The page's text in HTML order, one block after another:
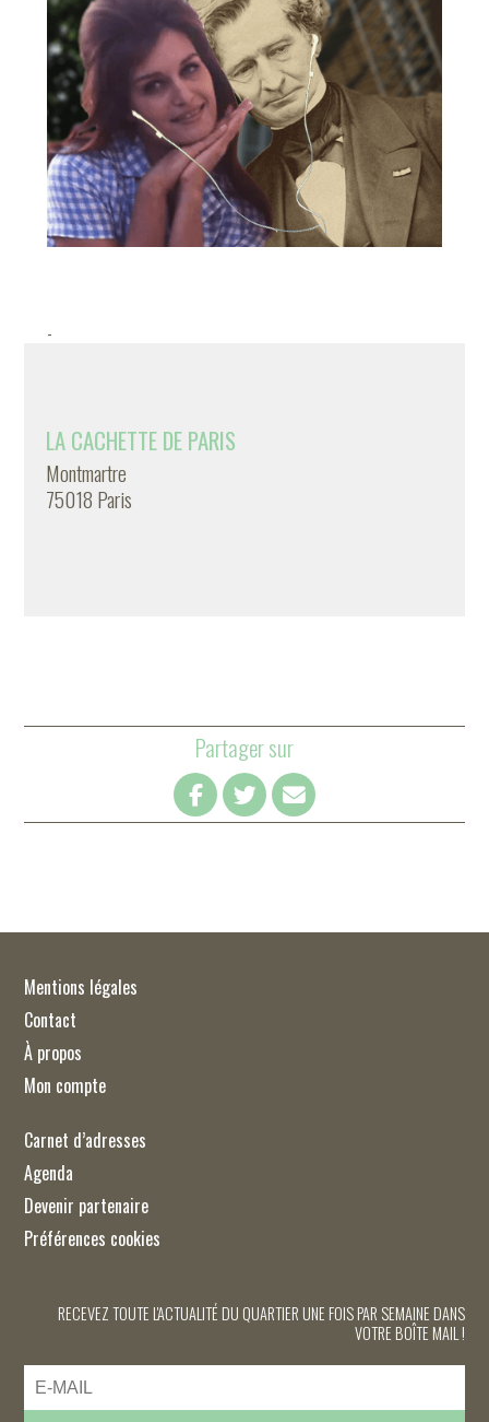
-
LA CACHETTE DE PARIS
Montmartre
75018 Paris
Partager sur
Mentions légales
Contact
À propos
Mon compte
Carnet d’adresses
Agenda
Devenir partenaire
Préférences cookies
RECEVEZ TOUTE L'ACTUALITÉ DU QUARTIER UNE FOIS PAR SEMAINE DANS
VOTRE BOÎTE MAIL !